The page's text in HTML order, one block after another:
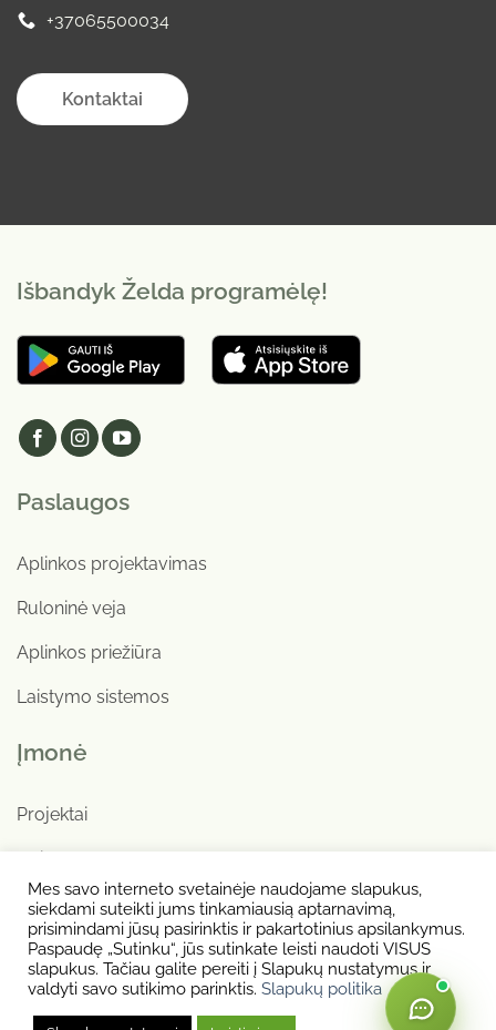
+37065500034
Kontaktai
Išbandyk Želda programėlę!
Paslaugos
Aplinkos projektavimas
Ruloninė veja
Aplinkos priežiūra
Laistymo sistemos
Įmonė
Projektai
Apie mus
Kontaktai
+370 655 00034
Privatumo politika|Slapukų politika
Mes savo interneto svetainėje naudojame slapukus,
siekdami suteikti jums tinkamiausią aptarnavimą,
prisimindami jūsų pasirinktis ir pakartotinius apsilankymus.
Paspaudę „Sutinku“, jūs sutinkate leisti naudoti VISUS
slapukus. Tačiau galite pereiti į Slapukų nustatymus ir
valdyti savo sutikimo parinktis. Slapukų politika